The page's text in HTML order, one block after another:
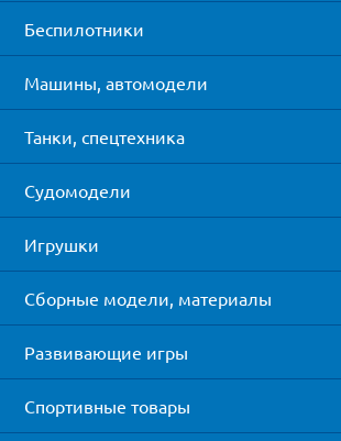
Беспилотники
Машины, автомодели
Танки, спецтехника
Судомодели
Игрушки
Сборные модели, материалы
Развивающие игры
Спортивные товары